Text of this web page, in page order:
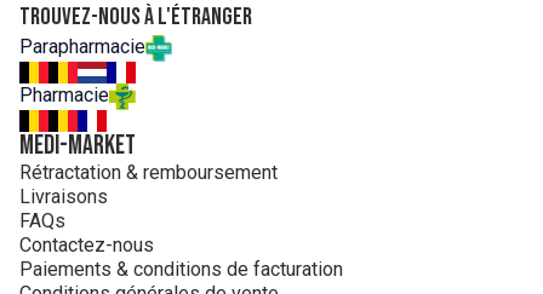
Trouvez-nous à l'étranger
Parapharmacie
Pharmacie
MEDI-MARKET
Rétractation & remboursement
Livraisons
FAQs
Contactez-nous
Paiements & conditions de facturation